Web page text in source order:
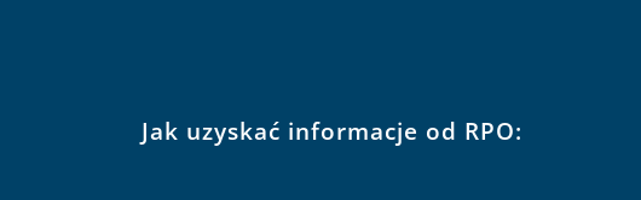
Jak uzyskać informacje od RPO: